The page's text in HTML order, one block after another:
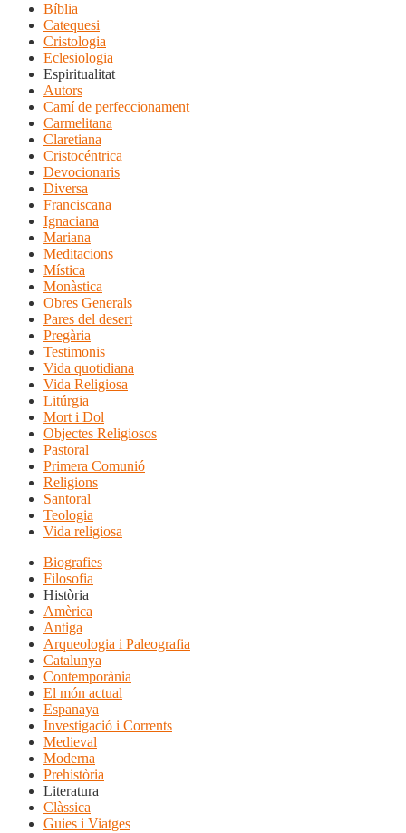
Bíblia
Catequesi
Cristologia
Eclesiologia
Espiritualitat
Autors
Camí de perfeccionament
Carmelitana
Claretiana
Cristocéntrica
Devocionaris
Diversa
Franciscana
Ignaciana
Mariana
Meditacions
Mística
Monàstica
Obres Generals
Pares del desert
Pregària
Testimonis
Vida quotidiana
Vida Religiosa
Litúrgia
Mort i Dol
Objectes Religiosos
Pastoral
Primera Comunió
Religions
Santoral
Teologia
Vida religiosa
Biografies
Filosofia
Història
Amèrica
Antiga
Arqueologia i Paleografia
Catalunya
Contemporània
El món actual
Espanaya
Investigació i Corrents
Medieval
Moderna
Prehistòria
Literatura
Clàssica
Guies i Viatges